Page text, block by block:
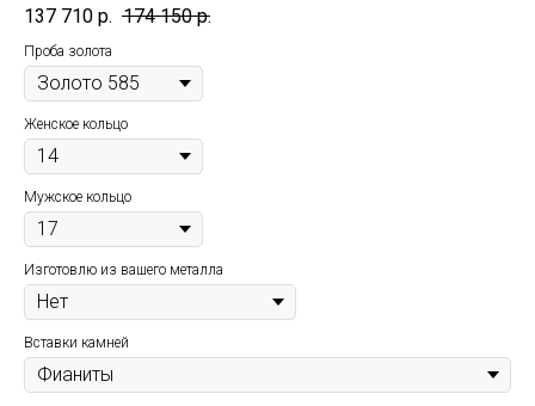
137 710 р. 174 150 р.
Проба золота
Женское кольцо
Мужское кольцо
Изготовлю из вашего металла
Вставки камней